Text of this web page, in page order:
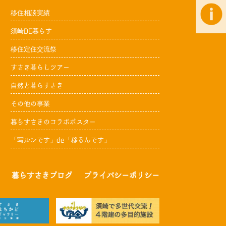
移住相談実績
須崎DE暮らす
移住定住交流祭
すさき暮らしツアー
自然と暮らすさき
その他の事業
暮らすさきのコラボポスター
「写ルンです」de「移るんです」
暮らすさきブログ プライバシーポリシー